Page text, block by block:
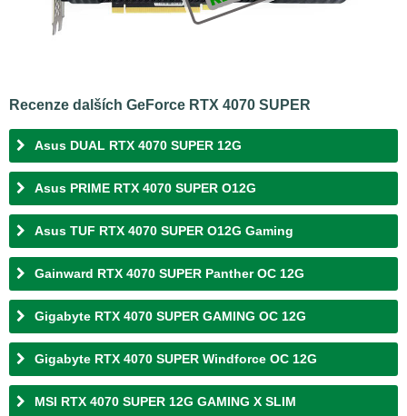
Recenze dalších GeForce RTX 4070 SUPER
Asus DUAL RTX 4070 SUPER 12G
Asus PRIME RTX 4070 SUPER O12G
Asus TUF RTX 4070 SUPER O12G Gaming
Gainward RTX 4070 SUPER Panther OC 12G
Gigabyte RTX 4070 SUPER GAMING OC 12G
Gigabyte RTX 4070 SUPER Windforce OC 12G
MSI RTX 4070 SUPER 12G GAMING X SLIM